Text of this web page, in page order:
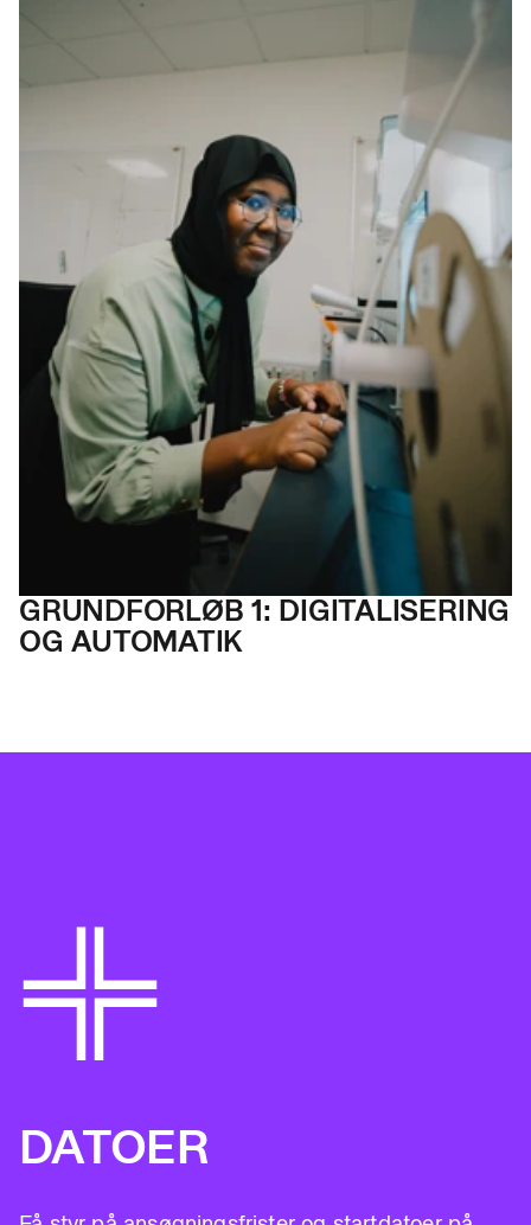
GRUNDFORLØB 1: DIGITALISERING
OG AUTOMATIK
DATOER